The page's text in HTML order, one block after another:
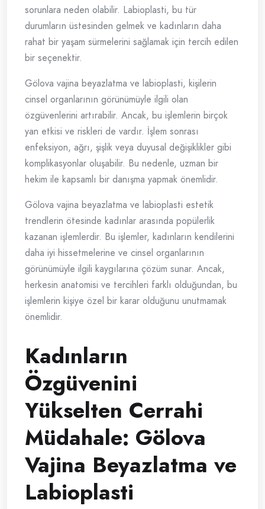
sorunlara neden olabilir. Labioplasti, bu tür
durumların üstesinden gelmek ve kadınların daha
rahat bir yaşam sürmelerini sağlamak için tercih edilen
bir seçenektir.
Gölova vajina beyazlatma ve labioplasti, kişilerin
cinsel organlarının görünümüyle ilgili olan
özgüvenlerini artırabilir. Ancak, bu işlemlerin birçok
yan etkisi ve riskleri de vardır. İşlem sonrası
enfeksiyon, ağrı, şişlik veya duyusal değişiklikler gibi
komplikasyonlar oluşabilir. Bu nedenle, uzman bir
hekim ile kapsamlı bir danışma yapmak önemlidir.
Gölova vajina beyazlatma ve labioplasti estetik
trendlerin ötesinde kadınlar arasında popülerlik
kazanan işlemlerdir. Bu işlemler, kadınların kendilerini
daha iyi hissetmelerine ve cinsel organlarının
görünümüyle ilgili kaygılarına çözüm sunar. Ancak,
herkesin anatomisi ve tercihleri farklı olduğundan, bu
işlemlerin kişiye özel bir karar olduğunu unutmamak
önemlidir.
Kadınların
Özgüvenini
Yükselten Cerrahi
Müdahale: Gölova
Vajina Beyazlatma ve
Labioplasti